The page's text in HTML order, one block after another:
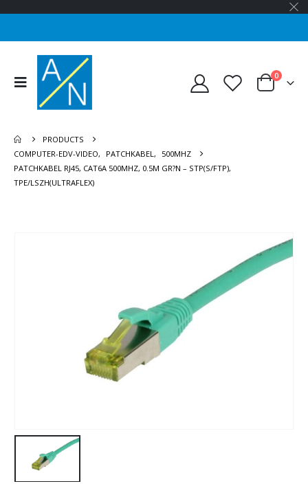
0
PRODUCTS
COMPUTER-EDV-VIDEO, PATCHKABEL,
500MHZ
PATCHKABEL RJ45, CAT6A 500MHZ, 0.5M GR?N – STP(S/FTP),
TPE/LSZH(ULTRAFLEX)